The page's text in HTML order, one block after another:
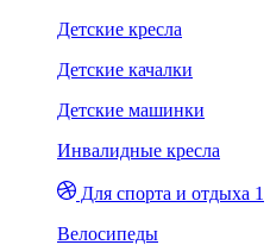
Детские кресла
Детские качалки
Детские машинки
Инвалидные кресла
Для спорта и отдыха 1
Велосипеды